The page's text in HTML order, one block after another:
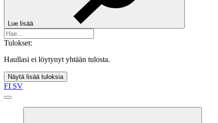
Lue lisää
Tulokset:
Haullasi ei löytynyt yhtään tulosta.
Näytä lisää tuloksia
FI SV